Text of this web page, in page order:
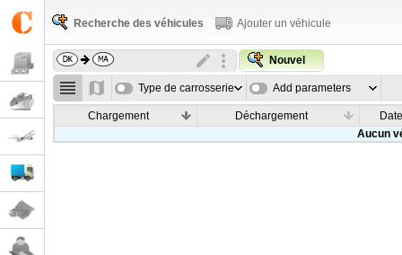
Recherche des véhicules Ajouter un véhicule
Nouvel
Type de carrosserie Add parameters
Chargement Déchargement
Aucun